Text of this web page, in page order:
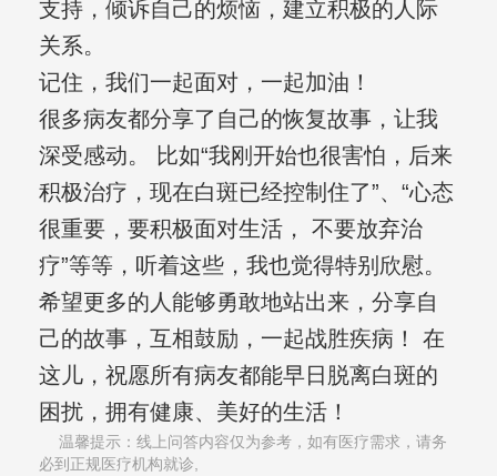
支持，倾诉自己的烦恼，建立积极的人际
关系。
记住，我们一起面对，一起加油！
很多病友都分享了自己的恢复故事，让我
深受感动。 比如“我刚开始也很害怕，后来
积极治疗，现在白斑已经控制住了”、“心态
很重要，要积极面对生活， 不要放弃治
疗”等等，听着这些，我也觉得特别欣慰。
希望更多的人能够勇敢地站出来，分享自
己的故事，互相鼓励，一起战胜疾病！ 在
这儿，祝愿所有病友都能早日脱离白斑的
困扰，拥有健康、美好的生活！
温馨提示：线上问答内容仅为参考，如有医疗需求，请务
必到正规医疗机构就诊,